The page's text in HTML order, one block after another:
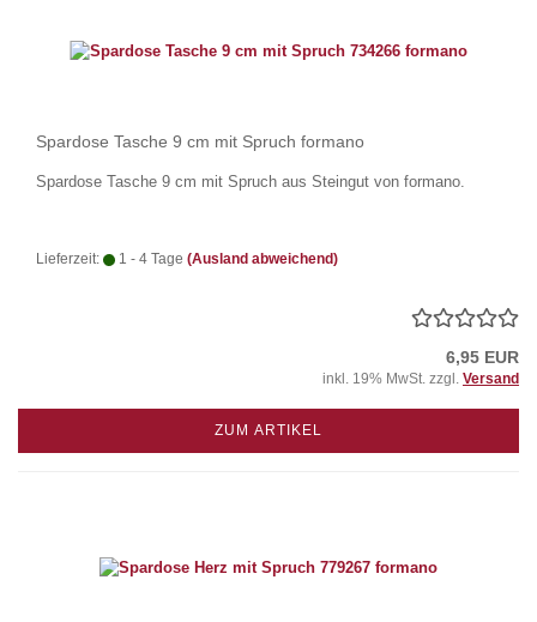
Spardose Tasche 9 cm mit Spruch formano
Spardose Tasche 9 cm mit Spruch aus Steingut von formano.
Lieferzeit: 1 - 4 Tage (Ausland abweichend)
6,95 EUR
inkl. 19% MwSt. zzgl. Versand
ZUM ARTIKEL